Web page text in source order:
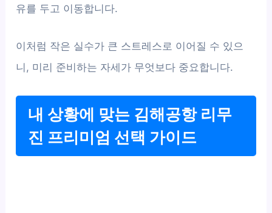
유를 두고 이동합니다.
이처럼 작은 실수가 큰 스트레스로 이어질 수 있으
니, 미리 준비하는 자세가 무엇보다 중요합니다.
내 상황에 맞는 김해공항 리무
진 프리미엄 선택 가이드